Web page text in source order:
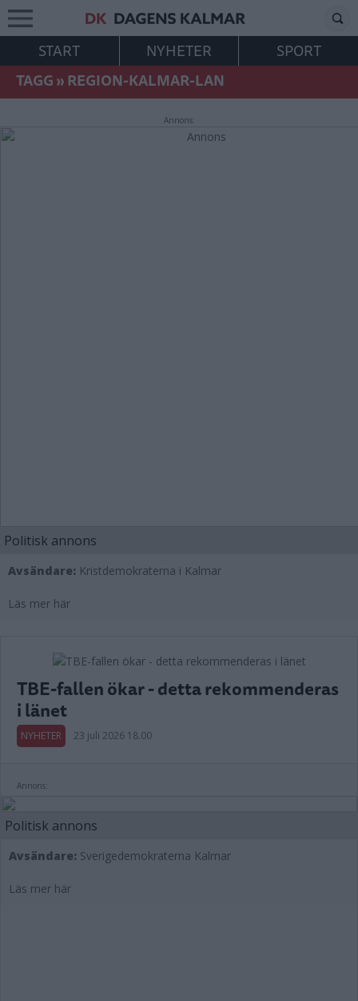
START NYHETER
SPORT
TAGG»REGION-KALMAR-LAN
Annons:
Politisk annons
Avsändare: Kristdemokraterna i Kalmar
Läs mer här
TBE-fallen ökar - detta rekommenderas
i länet
NYHETER 23 juli 2026 18.00
Annons:
Politisk annons
Avsändare: Sverigedemokraterna Kalmar
Läs mer här